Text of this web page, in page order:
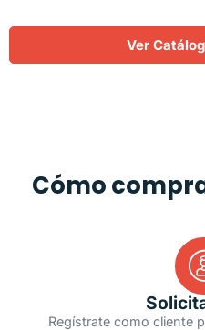
Ver
Cómo
Regístrate como cliente